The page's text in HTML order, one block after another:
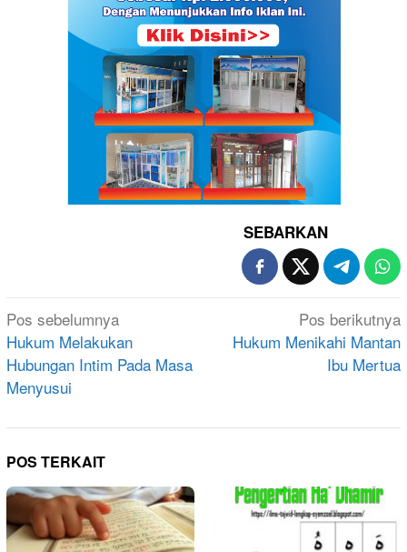
SEBARKAN
Navigasi
pos
Pos sebelumnya
Hukum Melakukan
Hubungan Intim Pada Masa
Menyusui
Pos berikutnya
Hukum Menikahi Mantan
Ibu Mertua
POS TERKAIT